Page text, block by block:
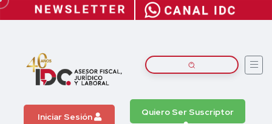
Iniciar Sesión Quiero Ser Suscriptor